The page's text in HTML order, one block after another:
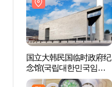
国立大韩民国临时政府纪
念馆(국립대한민국임시
정부기념관)